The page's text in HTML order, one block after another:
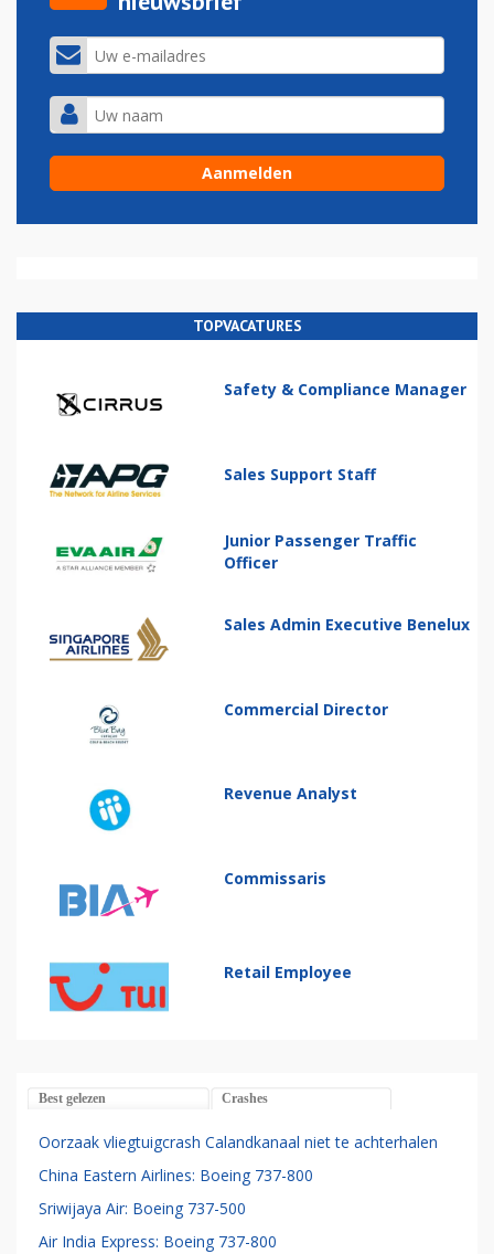
TOPVACATURES
Safety & Compliance Manager
Sales Support Staff
Junior Passenger Traffic
Officer
Sales Admin Executive Benelux
Commercial Director
Revenue Analyst
Commissaris
Retail Employee
Best gelezen Crashes
Oorzaak vliegtuigcrash Calandkanaal niet te achterhalen
China Eastern Airlines: Boeing 737-800
Sriwijaya Air: Boeing 737-500
Air India Express: Boeing 737-800